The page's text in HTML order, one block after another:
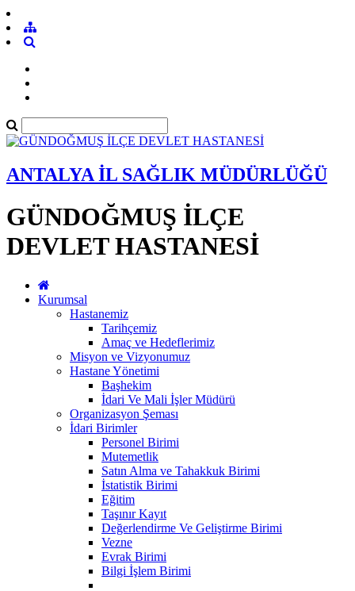
ANTALYA İL SAĞLIK MÜDÜRLÜĞÜ
GÜNDOĞMUŞ İLÇE
DEVLET HASTANESİ
Kurumsal
Hastanemiz
Tarihçemiz
Amaç ve Hedeflerimiz
Misyon ve Vizyonumuz
Hastane Yönetimi
Başhekim
İdari Ve Mali İşler Müdürü
Organizasyon Şeması
İdari Birimler
Personel Birimi
Mutemetlik
Satın Alma ve Tahakkuk Birimi
İstatistik Birimi
Eğitim
Taşınır Kayıt
Değerlendirme Ve Geliştirme Birimi
Vezne
Evrak Birimi
Bilgi İşlem Birimi